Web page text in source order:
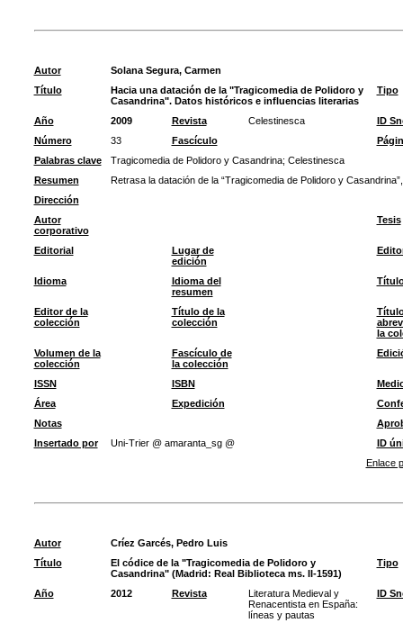
Autor
Solana Segura, Carmen
Título
Hacia una datación de la "Tragicomedia de Polidoro y
Casandrina". Datos históricos e influencias literarias
Tipo
Año 2009 Revista Celestinesca
ID
Número
33 Fascículo
Palabras clave
Tragicomedia de Polidoro y Casandrina; Celestinesca
Resumen
Retrasa la datación de la “Tragicomedia de Polidoro y
Dirección
Autor
corporativo
Tesis
Editorial
Lugar de
edición
Idioma
Idioma del
resumen
Editor de la
colección
Título de la
colección
la
Volumen de la
colección
Fascículo de
la colección
ISSN ISBN
Área
Expedición
Notas
Insertado por
Uni-Trier @ amaranta_sg @
ID
Enlace
Autor
Críez Garcés, Pedro Luis
Título
El códice de la "Tragicomedia de Polidoro y
Casandrina" (Madrid: Real Biblioteca ms. II-1591)
Tipo
Año 2012 Revista
Literatura Medieval y
Renacentista en España:
líneas y pautas
ID